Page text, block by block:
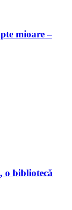
mioare –
o bibliotecă